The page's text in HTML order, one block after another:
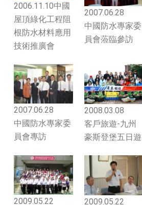
2006.11.10中國
屋頂綠化工程阻
根防水材料應用
技術推廣會
2007.06.28
中國防水專家委
員會蒞臨參訪
2007.06.28
中國防水專家委
員會專訪
2008.03.08
客戶旅遊-九州
豪斯登堡五日遊
2009.05.22
2009.05.22